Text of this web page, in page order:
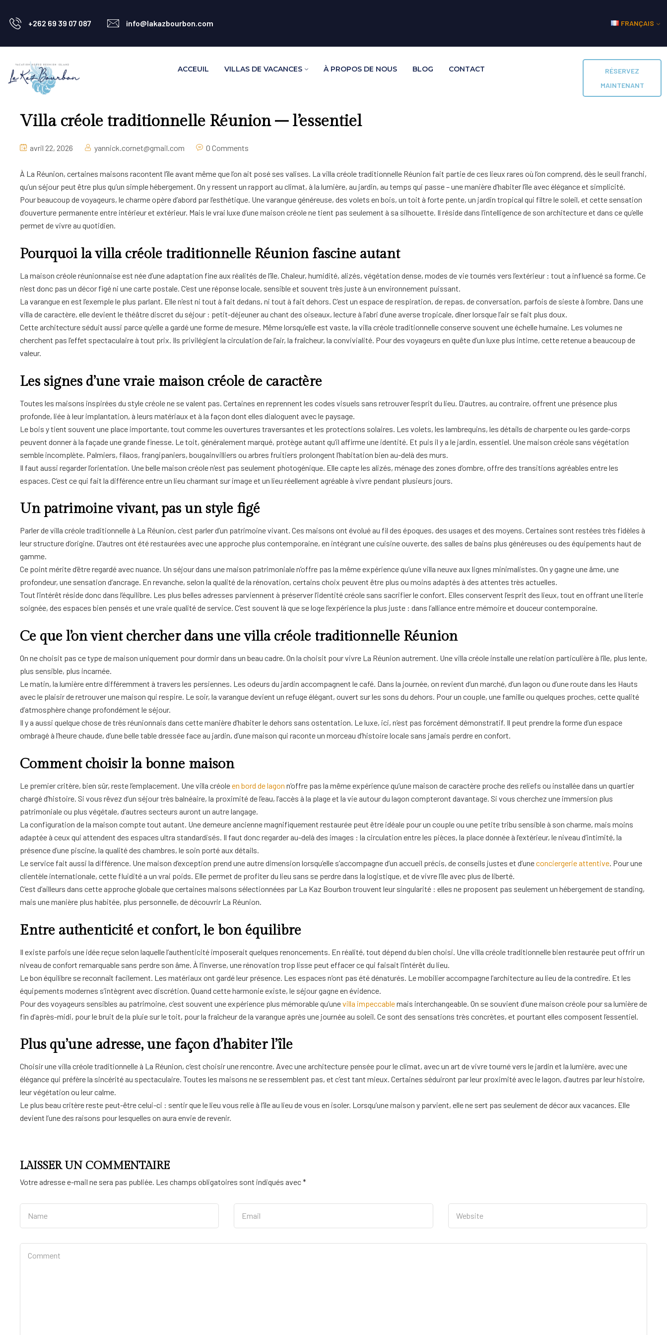
+262 69 39 07 087 info@lakazbourbon.com FRANÇAIS
ACCEUIL VILLAS DE VACANCES À PROPOS DE NOUS BLOG CONTACT
RÉSERVEZ
MAINTENANT
Villa créole traditionnelle Réunion – l’essentiel
avril 22, 2026 yannick.cornet@gmail.com 0 Comments
À La Réunion, certaines maisons racontent l’île avant même que l’on ait posé ses valises. La villa créole traditionnelle Réunion fait partie de ces lieux rares où l’on comprend, dès le seuil franchi,
qu’un séjour peut être plus qu’un simple hébergement. On y ressent un rapport au climat, à la lumière, au jardin, au temps qui passe – une manière d’habiter l’île avec élégance et simplicité.
Pour beaucoup de voyageurs, le charme opère d’abord par l’esthétique. Une varangue généreuse, des volets en bois, un toit à forte pente, un jardin tropical qui filtre le soleil, et cette sensation
d’ouverture permanente entre intérieur et extérieur. Mais le vrai luxe d’une maison créole ne tient pas seulement à sa silhouette. Il réside dans l’intelligence de son architecture et dans ce qu’elle
permet de vivre au quotidien.
Pourquoi la villa créole traditionnelle Réunion fascine autant
La maison créole réunionnaise est née d’une adaptation fine aux réalités de l’île. Chaleur, humidité, alizés, végétation dense, modes de vie tournés vers l’extérieur : tout a influencé sa forme. Ce
n’est donc pas un décor figé ni une carte postale. C’est une réponse locale, sensible et souvent très juste à un environnement puissant.
La varangue en est l’exemple le plus parlant. Elle n’est ni tout à fait dedans, ni tout à fait dehors. C’est un espace de respiration, de repas, de conversation, parfois de sieste à l’ombre. Dans une
villa de caractère, elle devient le théâtre discret du séjour : petit-déjeuner au chant des oiseaux, lecture à l’abri d’une averse tropicale, dîner lorsque l’air se fait plus doux.
Cette architecture séduit aussi parce qu’elle a gardé une forme de mesure. Même lorsqu’elle est vaste, la villa créole traditionnelle conserve souvent une échelle humaine. Les volumes ne
cherchent pas l’effet spectaculaire à tout prix. Ils privilégient la circulation de l’air, la fraîcheur, la convivialité. Pour des voyageurs en quête d’un luxe plus intime, cette retenue a beaucoup de
valeur.
Les signes d’une vraie maison créole de caractère
Toutes les maisons inspirées du style créole ne se valent pas. Certaines en reprennent les codes visuels sans retrouver l’esprit du lieu. D’autres, au contraire, offrent une présence plus
profonde, liée à leur implantation, à leurs matériaux et à la façon dont elles dialoguent avec le paysage.
Le bois y tient souvent une place importante, tout comme les ouvertures traversantes et les protections solaires. Les volets, les lambrequins, les détails de charpente ou les garde-corps
peuvent donner à la façade une grande finesse. Le toit, généralement marqué, protège autant qu’il affirme une identité. Et puis il y a le jardin, essentiel. Une maison créole sans végétation
semble incomplète. Palmiers, filaos, frangipaniers, bougainvilliers ou arbres fruitiers prolongent l’habitation bien au-delà des murs.
Il faut aussi regarder l’orientation. Une belle maison créole n’est pas seulement photogénique. Elle capte les alizés, ménage des zones d’ombre, offre des transitions agréables entre les
espaces. C’est ce qui fait la différence entre un lieu charmant sur image et un lieu réellement agréable à vivre pendant plusieurs jours.
Un patrimoine vivant, pas un style figé
Parler de villa créole traditionnelle à La Réunion, c’est parler d’un patrimoine vivant. Ces maisons ont évolué au fil des époques, des usages et des moyens. Certaines sont restées très fidèles à
leur structure d’origine. D’autres ont été restaurées avec une approche plus contemporaine, en intégrant une cuisine ouverte, des salles de bains plus généreuses ou des équipements haut de
gamme.
Ce point mérite d’être regardé avec nuance. Un séjour dans une maison patrimoniale n’offre pas la même expérience qu’une villa neuve aux lignes minimalistes. On y gagne une âme, une
profondeur, une sensation d’ancrage. En revanche, selon la qualité de la rénovation, certains choix peuvent être plus ou moins adaptés à des attentes très actuelles.
Tout l’intérêt réside donc dans l’équilibre. Les plus belles adresses parviennent à préserver l’identité créole sans sacrifier le confort. Elles conservent l’esprit des lieux, tout en offrant une literie
soignée, des espaces bien pensés et une vraie qualité de service. C’est souvent là que se loge l’expérience la plus juste : dans l’alliance entre mémoire et douceur contemporaine.
Ce que l’on vient chercher dans une villa créole traditionnelle Réunion
On ne choisit pas ce type de maison uniquement pour dormir dans un beau cadre. On la choisit pour vivre La Réunion autrement. Une villa créole installe une relation particulière à l’île, plus lente,
plus sensible, plus incarnée.
Le matin, la lumière entre différemment à travers les persiennes. Les odeurs du jardin accompagnent le café. Dans la journée, on revient d’un marché, d’un lagon ou d’une route dans les Hauts
avec le plaisir de retrouver une maison qui respire. Le soir, la varangue devient un refuge élégant, ouvert sur les sons du dehors. Pour un couple, une famille ou quelques proches, cette qualité
d’atmosphère change profondément le séjour.
Il y a aussi quelque chose de très réunionnais dans cette manière d’habiter le dehors sans ostentation. Le luxe, ici, n’est pas forcément démonstratif. Il peut prendre la forme d’un espace
ombragé à l’heure chaude, d’une belle table dressée face au jardin, d’une maison qui raconte un morceau d’histoire locale sans jamais perdre en confort.
Comment choisir la bonne maison
Le premier critère, bien sûr, reste l’emplacement. Une villa créoleen bord de lagon n’offre pas la même expérience qu’une maison de caractère proche des reliefs ou installée dans un quartier
chargé d’histoire. Si vous rêvez d’un séjour très balnéaire, la proximité de l’eau, l’accès à la plage et la vie autour du lagon compteront davantage. Si vous cherchez une immersion plus
patrimoniale ou plus végétale, d’autres secteurs auront un autre langage.
La configuration de la maison compte tout autant. Une demeure ancienne magnifiquement restaurée peut être idéale pour un couple ou une petite tribu sensible à son charme, mais moins
adaptée à ceux qui attendent des espaces ultra standardisés. Il faut donc regarder au-delà des images : la circulation entre les pièces, la place donnée à l’extérieur, le niveau d’intimité, la
présence d’une piscine, la qualité des chambres, le soin porté aux détails.
Le service fait aussi la différence. Une maison d’exception prend une autre dimension lorsqu’elle s’accompagne d’un accueil précis, de conseils justes et d’uneconciergerie attentive. Pour une
clientèle internationale, cette fluidité a un vrai poids. Elle permet de profiter du lieu sans se perdre dans la logistique, et de vivre l’île avec plus de liberté.
C’est d’ailleurs dans cette approche globale que certaines maisons sélectionnées par La Kaz Bourbon trouvent leur singularité : elles ne proposent pas seulement un hébergement de standing,
mais une manière plus habitée, plus personnelle, de découvrir La Réunion.
Entre authenticité et confort, le bon équilibre
Il existe parfois une idée reçue selon laquelle l’authenticité imposerait quelques renoncements. En réalité, tout dépend du bien choisi. Une villa créole traditionnelle bien restaurée peut offrir un
niveau de confort remarquable sans perdre son âme. À l’inverse, une rénovation trop lisse peut effacer ce qui faisait l’intérêt du lieu.
Le bon équilibre se reconnaît facilement. Les matériaux ont gardé leur présence. Les espaces n’ont pas été dénaturés. Le mobilier accompagne l’architecture au lieu de la contredire. Et les
équipements modernes s’intègrent avec discrétion. Quand cette harmonie existe, le séjour gagne en évidence.
Pour des voyageurs sensibles au patrimoine, c’est souvent une expérience plus mémorable qu’unevilla impeccablemais interchangeable. On se souvient d’une maison créole pour sa lumière de
fin d’après-midi, pour le bruit de la pluie sur le toit, pour la fraîcheur de la varangue après une journée au soleil. Ce sont des sensations très concrètes, et pourtant elles composent l’essentiel.
Plus qu’une adresse, une façon d’habiter l’île
Choisir une villa créole traditionnelle à La Réunion, c’est choisir une rencontre. Avec une architecture pensée pour le climat, avec un art de vivre tourné vers le jardin et la lumière, avec une
élégance qui préfère la sincérité au spectaculaire. Toutes les maisons ne se ressemblent pas, et c’est tant mieux. Certaines séduiront par leur proximité avec le lagon, d’autres par leur histoire,
leur végétation ou leur calme.
Le plus beau critère reste peut-être celui-ci : sentir que le lieu vous relie à l’île au lieu de vous en isoler. Lorsqu’une maison y parvient, elle ne sert pas seulement de décor aux vacances. Elle
devient l’une des raisons pour lesquelles on aura envie de revenir.
LAISSER UN COMMENTAIRE
Votre adresse e-mail ne sera pas publiée. Les champs obligatoires sont indiqués avec*